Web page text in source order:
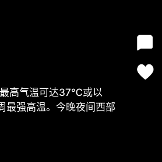
高气温可达37℃或以
最强高温。今晚夜间西部